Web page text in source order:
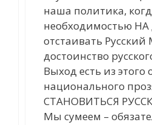
наша политика,
необходимостью
отстаивать
достоинство
Выход есть из этого
национального
СТАНОВИТЬСЯ
Мы сумеем –